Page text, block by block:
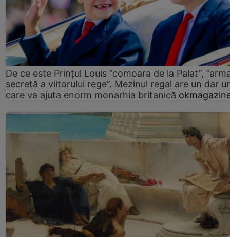
De ce este Prințul Louis ”comoara de la Palat”,
secretă a viitorului rege”. Mezinul regal are un dar
care va ajuta enorm monarhia britanică